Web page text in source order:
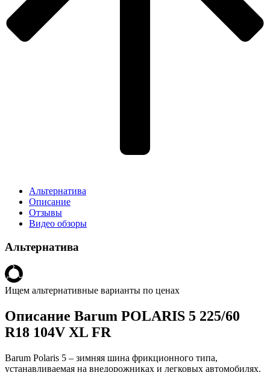
Альтернатива
Описание
Отзывы
Видео обзоры
Альтернатива
Ищем альтернативные варианты по ценах
Описание Barum POLARIS 5 225/60
R18 104V XL FR
Barum Polaris 5 – зимняя шина фрикционного типа,
устанавливаемая на внедорожниках и легковых автомобилях.